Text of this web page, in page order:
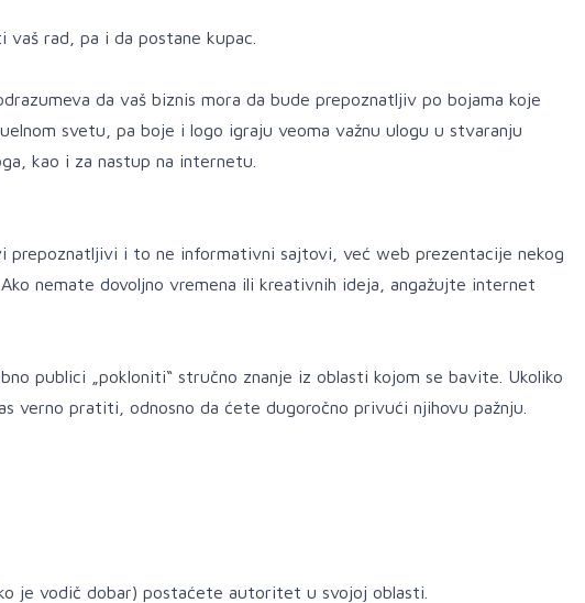
rad, pa i da postane kupac.
da vaš biznis mora da bude prepoznatljiv po bojama koje
svetu, pa boje i logo igraju veoma važnu ulogu u stvaranju
kao i za nastup na internetu.
prepoznatljivi i to ne informativni sajtovi, već web prezentacije nekog
nemate dovoljno vremena ili kreativnih ideja, angažujte internet
publici „pokloniti“ stručno znanje iz oblasti kojom se bavite. Ukoliko
verno pratiti, odnosno da ćete dugoročno privući njihovu pažnju.
je vodič dobar) postaćete autoritet u svojoj oblasti.